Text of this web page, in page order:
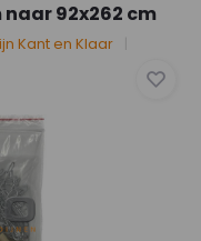
92x262 cm
Kant en Klaar